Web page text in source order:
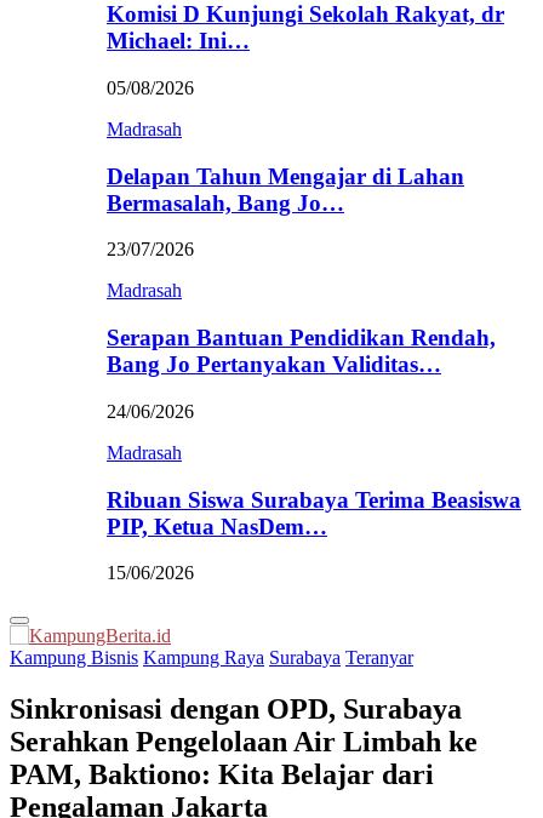
Komisi D Kunjungi Sekolah Rakyat, dr
Michael: Ini…
05/08/2026
Madrasah
Delapan Tahun Mengajar di Lahan
Bermasalah, Bang Jo…
23/07/2026
Madrasah
Serapan Bantuan Pendidikan Rendah,
Bang Jo Pertanyakan Validitas…
24/06/2026
Madrasah
Ribuan Siswa Surabaya Terima Beasiswa
PIP, Ketua NasDem…
15/06/2026
Primary
Menu
Kampung Bisnis Kampung Raya Surabaya Teranyar
Sinkronisasi dengan OPD, Surabaya
Serahkan Pengelolaan Air Limbah ke
PAM, Baktiono: Kita Belajar dari
Pengalaman Jakarta